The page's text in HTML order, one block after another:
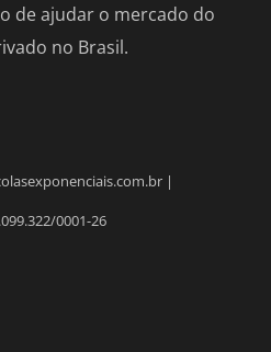
de ajudar o mercado do
no Brasil.
|
0001-26